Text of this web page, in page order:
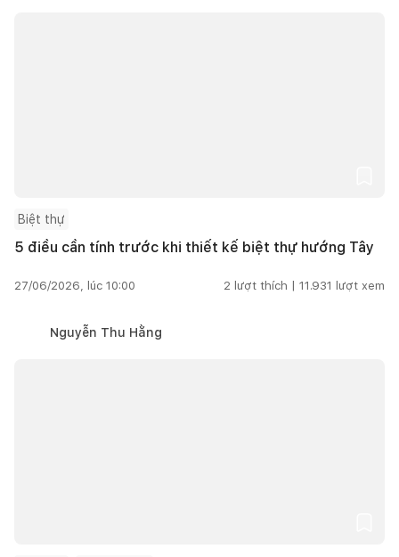
Biệt thự
5 điều cần tính trước khi thiết kế biệt thự hướng Tây
27/06/2026, lúc 10:00 2 lượt thích | 11.931 lượt xem
Nguyễn Thu Hằng